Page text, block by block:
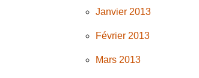
Janvier 2013
Février 2013
Mars 2013